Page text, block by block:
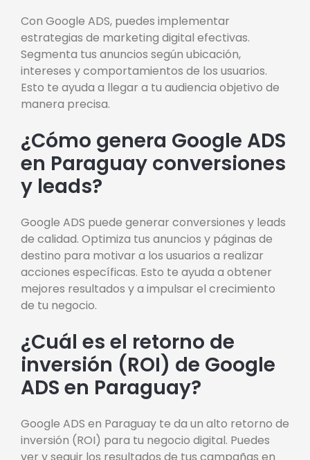
Con Google ADS, puedes implementar
estrategias de marketing digital efectivas.
Segmenta tus anuncios según ubicación,
intereses y comportamientos de los usuarios.
Esto te ayuda a llegar a tu audiencia objetivo de
manera precisa.
¿Cómo genera Google ADS
en Paraguay conversiones
y leads?
Google ADS puede generar conversiones y leads
de calidad. Optimiza tus anuncios y páginas de
destino para motivar a los usuarios a realizar
acciones específicas. Esto te ayuda a obtener
mejores resultados y a impulsar el crecimiento
de tu negocio.
¿Cuál es el retorno de
inversión (ROI) de Google
ADS en Paraguay?
Google ADS en Paraguay te da un alto retorno de
inversión (ROI) para tu negocio digital. Puedes